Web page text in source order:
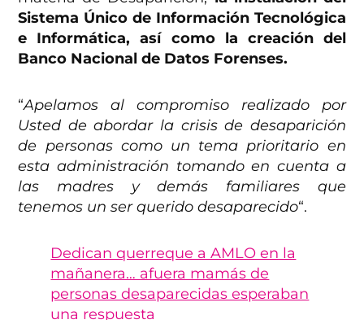
Sistema Único de Información Tecnológica
e Informática, así como la creación del
Banco Nacional de Datos Forenses.
“Apelamos al compromiso realizado por
Usted de abordar la crisis de desaparición
de personas como un tema prioritario en
esta administración tomando en cuenta a
las madres y demás familiares que
tenemos un ser querido desaparecido“.
Dedican querreque a AMLO en la
mañanera… afuera mamás de
personas desaparecidas esperaban
una respuesta